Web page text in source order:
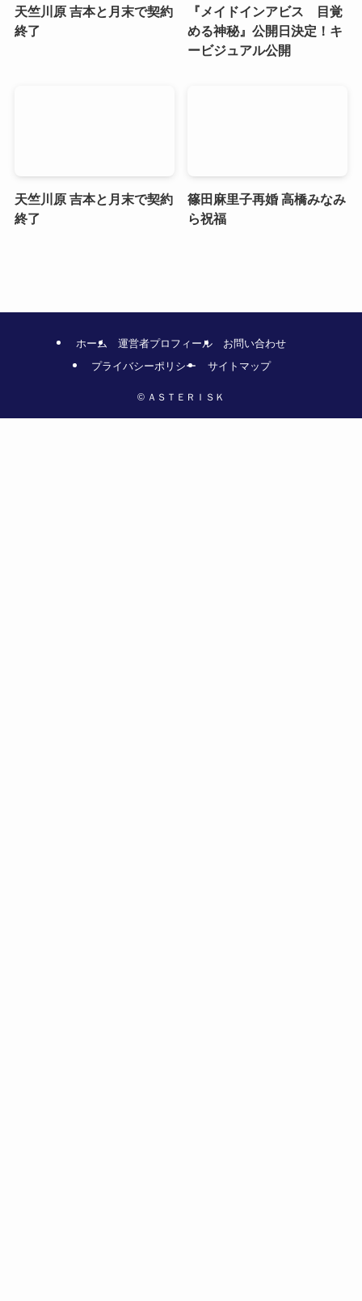
天竺川原 吉本と月末で契約
終了
『メイドインアビス 目覚
める神秘』公開日決定！キ
ービジュアル公開
天竺川原 吉本と月末で契約
終了
篠田麻里子再婚 高橋みなみ
ら祝福
ホーム 運営者プロフィール
お問い合わせ
プライバシーポリシー
サイトマップ
© ＡＳＴＥＲＩＳＫ